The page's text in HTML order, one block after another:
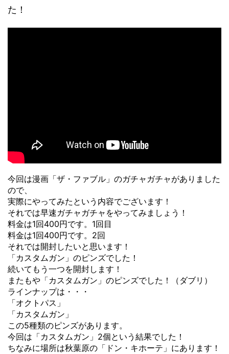
た！
今回は漫画「ザ・ファブル」のガチャガチャがありました
ので、
実際にやってみたという内容でございます！
それでは早速ガチャガチャをやってみましょう！
料金は1回400円です。1回目
料金は1回400円です。2回
それでは開封したいと思います！
「カスタムガン」のピンズでした！
続いてもう一つを開封します！
またもや「カスタムガン」のピンズでした！（ダブリ）
ラインナップは・・・
「オクトパス」
「カスタムガン」
この5種類のピンズがあります。
今回は「カスタムガン」2個という結果でした！
ちなみに場所は秋葉原の「ドン・キホーテ」にあります！